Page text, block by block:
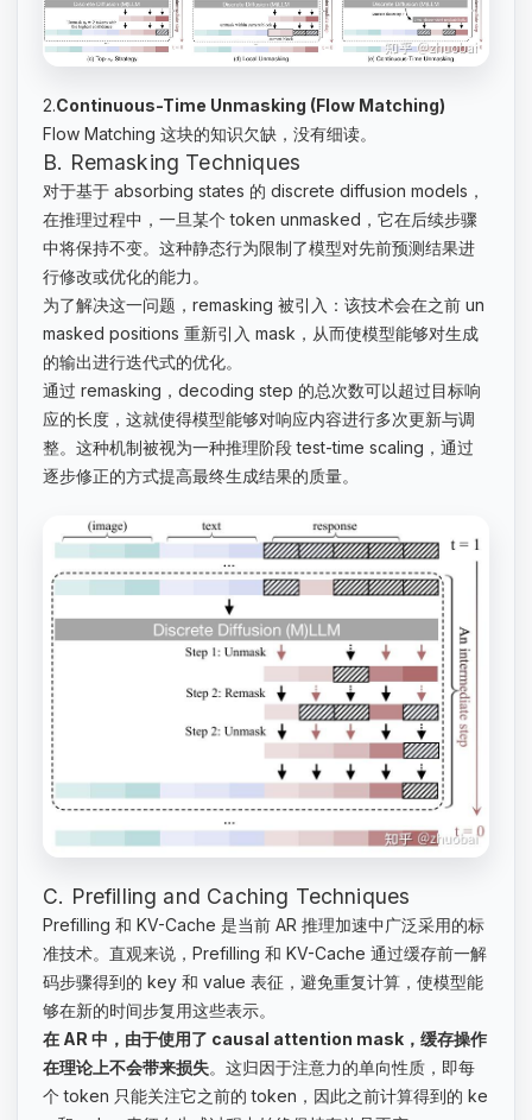
2.Continuous-Time Unmasking (Flow Matching)
Flow Matching 这块的知识欠缺，没有细读。
B. Remasking Techniques
对于基于 absorbing states 的 discrete diffusion models，
在推理过程中，一旦某个 token unmasked，它在后续步骤
中将保持不变。这种静态行为限制了模型对先前预测结果进
行修改或优化的能力。
为了解决这一问题，remasking 被引入：该技术会在之前 un
masked positions 重新引入 mask，从而使模型能够对生成
的输出进行迭代式的优化。
通过 remasking，decoding step 的总次数可以超过目标响
应的长度，这就使得模型能够对响应内容进行多次更新与调
整。这种机制被视为一种推理阶段 test-time scaling，通过
逐步修正的方式提高最终生成结果的质量。
C. Prefilling and Caching Techniques
Prefilling 和 KV-Cache 是当前 AR 推理加速中广泛采用的标
准技术。直观来说，Prefilling 和 KV-Cache 通过缓存前一解
码步骤得到的 key 和 value 表征，避免重复计算，使模型能
够在新的时间步复用这些表示。
在 AR 中，由于使用了 causal attention mask，缓存操作
在理论上不会带来损失。这归因于注意力的单向性质，即每
个 token 只能关注它之前的 token，因此之前计算得到的 ke